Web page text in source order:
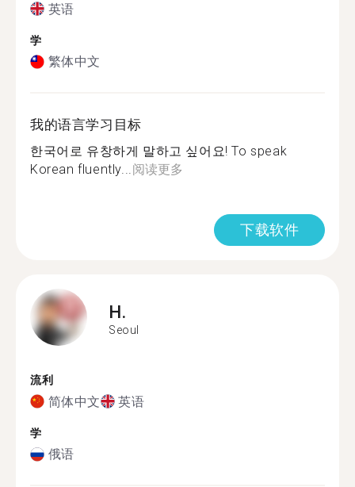
英语
学
繁体中文
我的语言学习目标
한국어로 유창하게 말하고 싶어요! To speak
Korean fluently...阅读更多
下载软件
H.
Seoul
流利
简体中文 英语
学
俄语